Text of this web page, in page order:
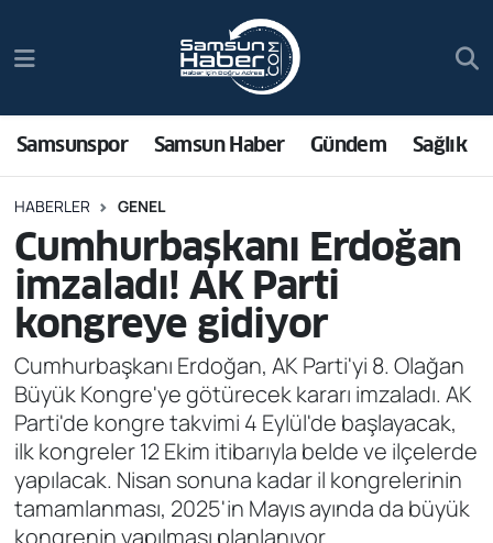
Samsunspor Samsun Haber Gündem Sağlık
HABERLER GENEL
Cumhurbaşkanı Erdoğan
imzaladı! AK Parti
kongreye gidiyor
Cumhurbaşkanı Erdoğan, AK Parti'yi 8. Olağan
Büyük Kongre'ye götürecek kararı imzaladı. AK
Parti'de kongre takvimi 4 Eylül'de başlayacak,
ilk kongreler 12 Ekim itibarıyla belde ve ilçelerde
yapılacak. Nisan sonuna kadar il kongrelerinin
tamamlanması, 2025'in Mayıs ayında da büyük
kongrenin yapılması planlanıyor.
Samsun Haber
Sağlık
Asayiş
Bilim ve Teknoloji
Bölge
Dünya
Ekonomi
Genel
Trafik Durumu
Süper Lig Puan Durumu ve Fikstür
Tüm Manşetler
Son Dakika Haberleri
Haber Arşivi